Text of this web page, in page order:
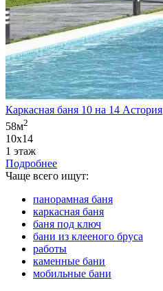
Каркасная баня 10 на 14 Астория
58м2
10х14
1 этаж
Подробнее
Чаще всего ищут:
панорамная баня
каркасная баня
баня под ключ
бани из клееного бруса
работы
каменные бани
мобильные бани